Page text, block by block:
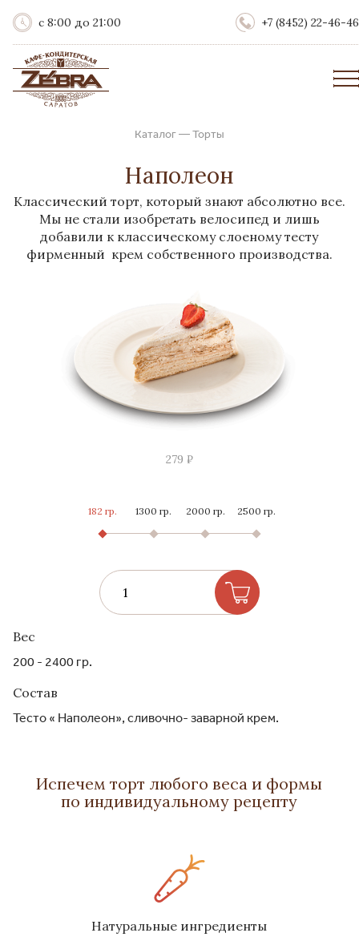
с 8:00 до 21:00 +7 (8452) 22-46-46
Каталог—Торты
Наполеон
Классический торт, который знают абсолютно все.
Мы не стали изобретать велосипед и лишь
добавили к классическому слоеному тесту
фирменный крем собственного производства.
279 ₽
182 гр. 1300 гр. 2000 гр. 2500 гр.
Вес
200 - 2400 гр.
Состав
Тесто « Наполеон», сливочно- заварной крем.
Испечем торт любого веса и формы
по индивидуальному рецепту
Натуральные ингредиенты